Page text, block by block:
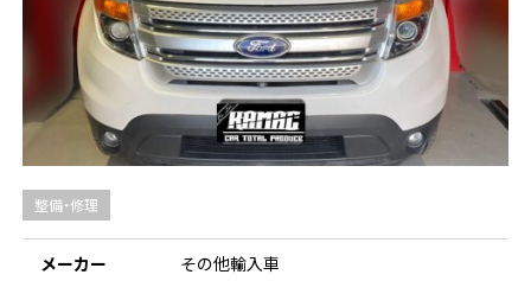
整備・修理
メーカー その他輸入車